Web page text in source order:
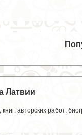
Латвии
авторских работ,